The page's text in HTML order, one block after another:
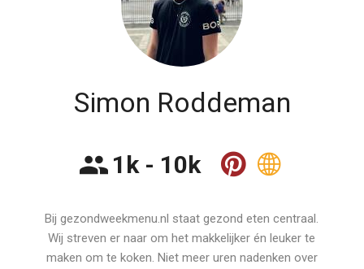
Simon Roddeman
1k - 10k
Bij gezondweekmenu.nl staat gezond eten centraal.
Wij streven er naar om het makkelijker én leuker te
maken om te koken. Niet meer uren nadenken over